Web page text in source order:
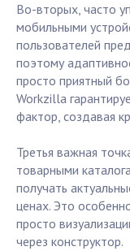
Во-вторых, часто
мобильными
пользователей
поэтому
просто приятный
Workzilla
фактор, создавая
Третья важная
товарными
получать
ценах. Это
просто
через конструктор.